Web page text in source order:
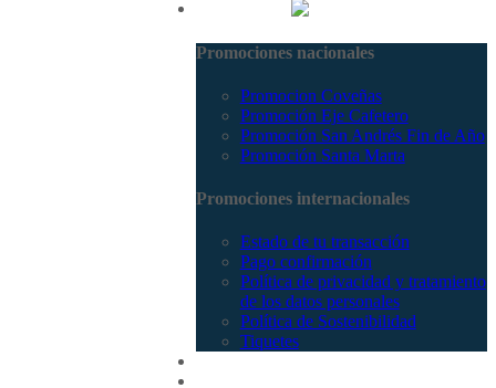
Promociones nacionales
Promocion Coveñas
Promoción Eje Cafetero
Promoción San Andrés Fin de Año
Promoción Santa Marta
Promociones internacionales
Estado de tu transacción
Pago confirmación
Política de privacidad y tratamiento
de los datos personales
Política de Sostenibilidad
Tiquetes